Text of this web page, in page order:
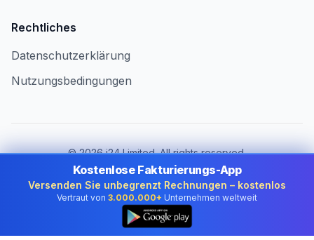
Rechtliches
Datenschutzerklärung
Nutzungsbedingungen
©2026i24 Limited. All rights reserved.
Für Unternehmen in Switzerland
Land wechseln:
Switzerland
Kostenlose Fakturierungs-App
Versenden Sie unbegrenzt Rechnungen – kostenlos
Vertraut von 3.000.000+ Unternehmen weltweit